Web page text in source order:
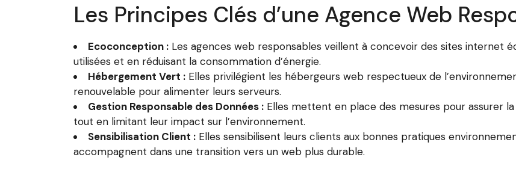
Les Principes Clés d’une Agence Web
Ecoconception : Les agences web responsables veillent à concevoir des sites internet
utilisées et en réduisant la consommation d’énergie.
Hébergement Vert : Elles privilégient les hébergeurs web respectueux de
renouvelable pour alimenter leurs serveurs.
Gestion Responsable des Données : Elles mettent en place des mesures pour assurer
tout en limitant leur impact sur l’environnement.
Sensibilisation Client : Elles sensibilisent leurs clients aux bonnes pratiques
accompagnent dans une transition vers un web plus durable.